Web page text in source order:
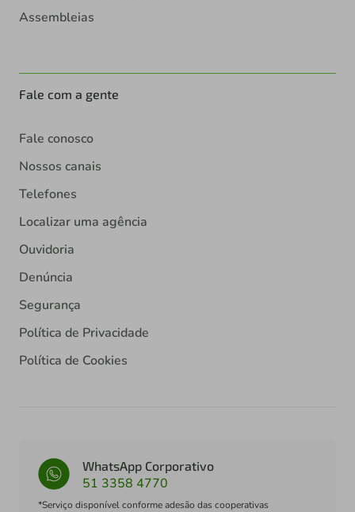
Assembleias
Fale com a gente
Fale conosco
Nossos canais
Telefones
Localizar uma agência
Ouvidoria
Denúncia
Segurança
Política de Privacidade
Política de Cookies
WhatsApp Corporativo
51 3358 4770
*Serviço disponível conforme adesão das cooperativas